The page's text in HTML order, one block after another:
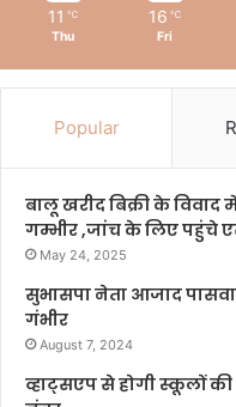
11 ℃
Thu
16 ℃
Fri
Popular
बालू खरीद बिक्री के विवाद
गम्भीर ,जांच के लिए पहुंचे
May 24, 2025
सुभासपा नेता आजाद
गंभीर
August 7, 2024
व्हाट्सएप से होगी स्कूलों की